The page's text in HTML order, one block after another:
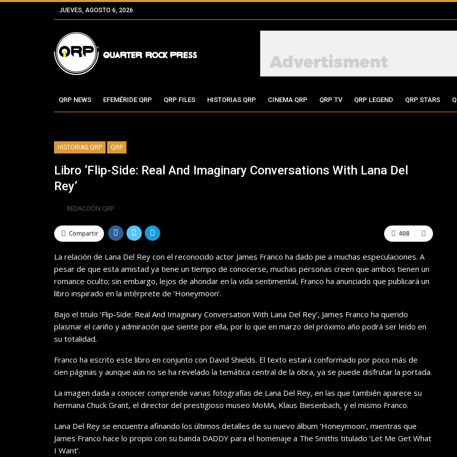
JUEVES, AGOSTO 6, 2026
QRP NEWS EFEMÉRIDE QRP QRP FILES HISTORIAS QRP CINEMA QRP QRP TV QRP LEGEND QRP STARS
HISTORIAS QRP QRP
Libro ‘Flip-Side: Real And Imaginary Conversations With Lana Del
Rey’
REDACCIÓN QRP
408
Compartir
La relación de Lana Del Rey con el reconocido actor James Franco ha dado pie a muchas especulaciones. A
pesar de que esta amistad ya tiene un tiempo de conocerse, muchas personas creen que ambos tienen un
romance oculto; sin embargo, lejos de ahondar en la vida sentimental, Franco ha anunciado que publicará un
libro inspirado en la intérprete de ‘Honeymoon’.
Bajo el titulo ‘Flip-Side: Real And Imaginary Conversation With Lana Del Rey’, James Franco ha querido
plasmar el cariño y admiración que siente por ella, por lo que en marzo del próximo año podrá ser leído en
su totalidad.
Franco ha escrito este libro en conjunto con David Shields. El texto estará conformado por poco más de
cien páginas y aunque aún no se ha revelado la temática central de la obra, ya se puede disfrutar la portada.
La imagen dada a conocer comprende varias fotografías de Lana Del Rey, en las que también aparece su
hermana Chuck Grant, el director del prestigioso museo MoMA, Klaus Biesenbach, y el mismo Franco.
Lana Del Rey se encuentra afinando los últimos detalles de su nuevo álbum ‘Honeymoon’, mientras que
James Franco hace lo propio con su banda DADDY para el homenaje a The Smiths titulado ‘Let Me Get What
I Want’.